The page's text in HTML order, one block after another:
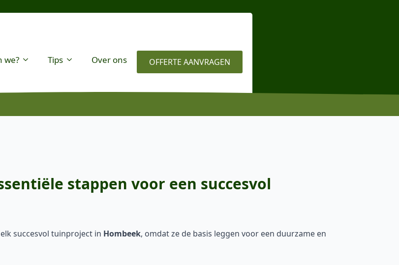
we? Tips Over ons OFFERTE AANVRAGEN
stappen voor een succesvol
succesvol tuinproject in Hombeek, omdat ze de basis leggen voor een duurzame en